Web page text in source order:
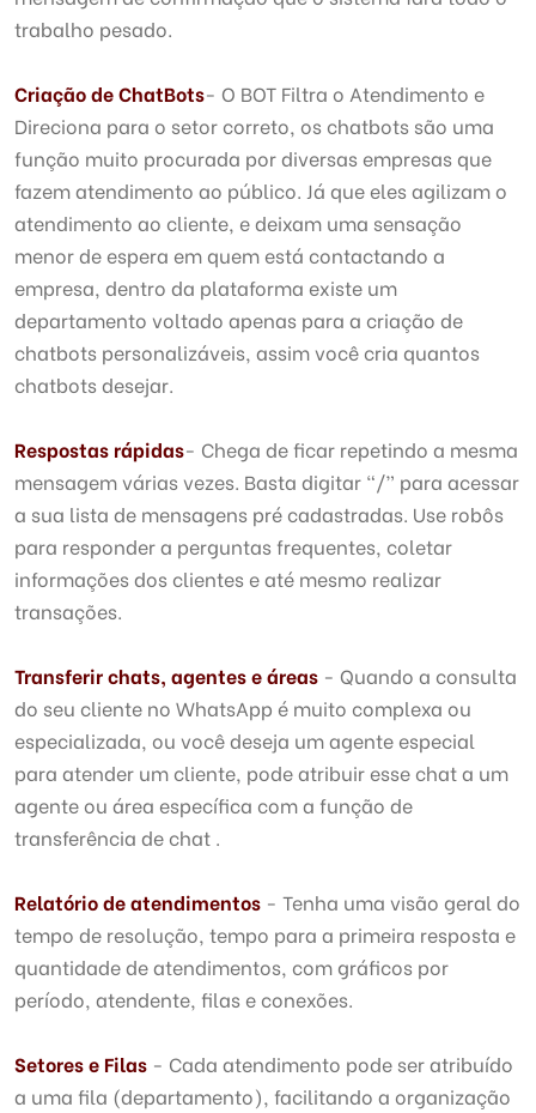
trabalho pesado.
Criação de ChatBots- O BOT Filtra o Atendimento e
Direciona para o setor correto, os chatbots são uma
função muito procurada por diversas empresas que
fazem atendimento ao público. Já que eles agilizam o
atendimento ao cliente, e deixam uma sensação
menor de espera em quem está contactando a
empresa, dentro da plataforma existe um
departamento voltado apenas para a criação de
chatbots personalizáveis, assim você cria quantos
chatbots desejar.
Respostas rápidas- Chega de ficar repetindo a mesma
mensagem várias vezes. Basta digitar “/” para acessar
a sua lista de mensagens pré cadastradas. Use robôs
para responder a perguntas frequentes, coletar
informações dos clientes e até mesmo realizar
transações.
Transferir chats, agentes e áreas - Quando a consulta
do seu cliente no WhatsApp é muito complexa ou
especializada, ou você deseja um agente especial
para atender um cliente, pode atribuir esse chat a um
agente ou área específica com a função de
transferência de chat .
Relatório de atendimentos - Tenha uma visão geral do
tempo de resolução, tempo para a primeira resposta e
quantidade de atendimentos, com gráficos por
período, atendente, filas e conexões.
Setores e Filas - Cada atendimento pode ser atribuído
a uma fila (departamento), facilitando a organização